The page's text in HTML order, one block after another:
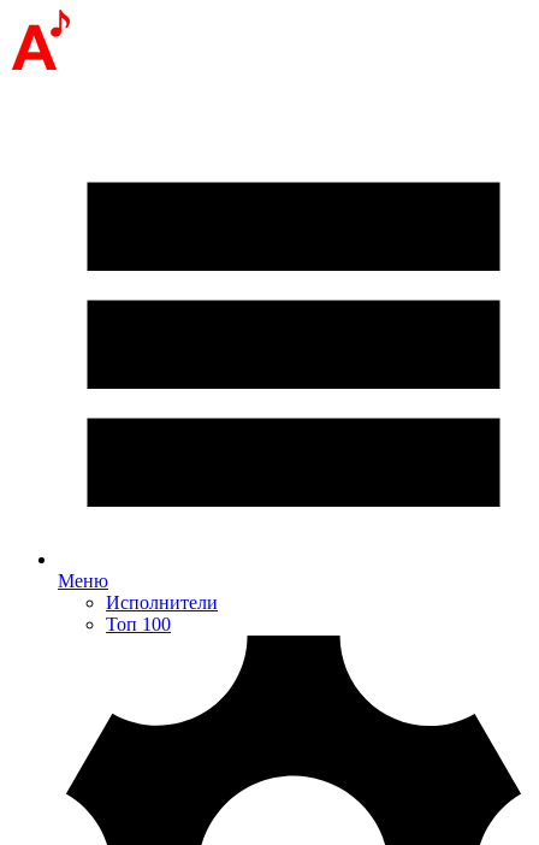
Меню
Исполнители
Топ 100